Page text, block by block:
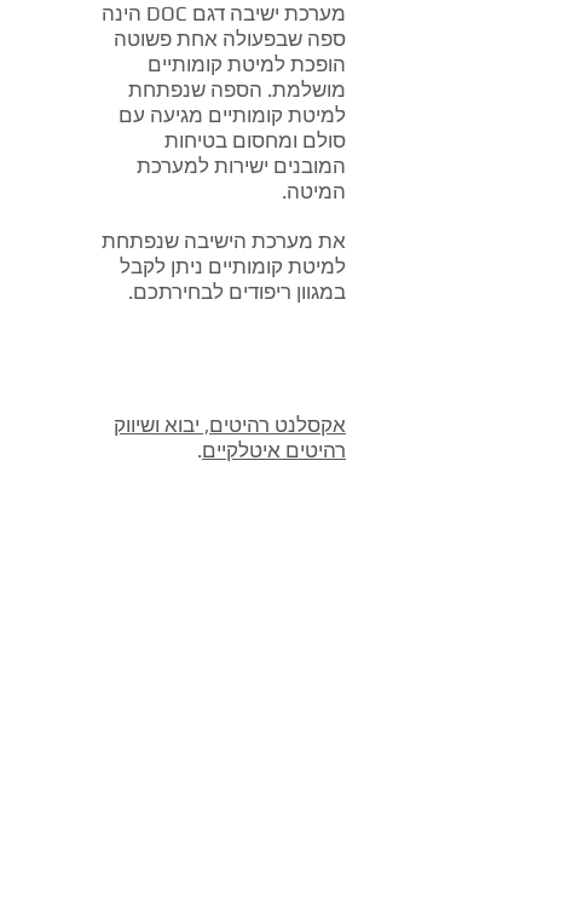
מערכת ישיבה דגם DOC הינה
ספה שבפעולה אחת פשוטה
הופכת למיטת קומותיים
מושלמת. הספה שנפתחת
למיטת קומותיים מגיעה עם
סולם ומחסום בטיחות
המובנים ישירות למערכת
המיטה.
את מערכת הישיבה שנפתחת
למיטת קומותיים ניתן לקבל
במגוון ריפודים לבחירתכם.
אקסלנט רהיטים, יבוא ושיווק
רהיטים איטלקיים.